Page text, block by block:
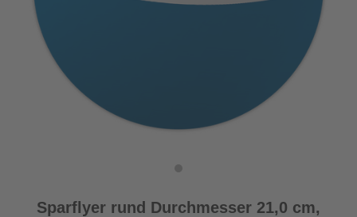
Sparflyer rund Durchmesser 21,0 cm,